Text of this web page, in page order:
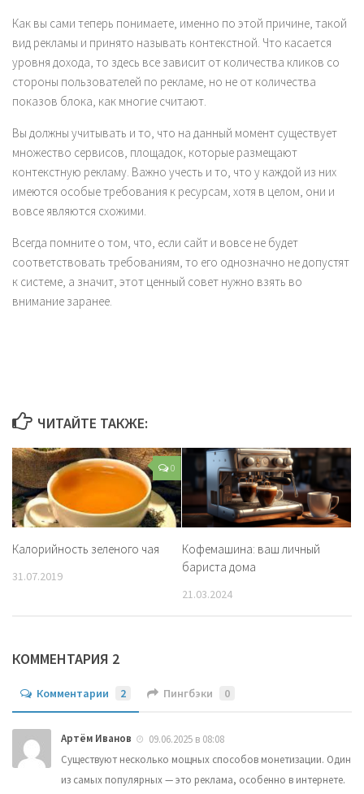
Как вы сами теперь понимаете, именно по этой причине, такой
вид рекламы и принято называть контекстной. Что касается
уровня дохода, то здесь все зависит от количества кликов со
стороны пользователей по рекламе, но не от количества
показов блока, как многие считают.
Вы должны учитывать и то, что на данный момент существует
множество сервисов, площадок, которые размещают
контекстную рекламу. Важно учесть и то, что у каждой из них
имеются особые требования к ресурсам, хотя в целом, они и
вовсе являются схожими.
Всегда помните о том, что, если сайт и вовсе не будет
соответствовать требованиям, то его однозначно не допустят
к системе, а значит, этот ценный совет нужно взять во
внимание заранее.
ЧИТАЙТЕ ТАКЖЕ:
0
Калорийность зеленого чая
31.07.2019
Кофемашина: ваш личный
бариста дома
21.03.2024
КОММЕНТАРИЯ 2
Комментарии 2 Пингбэки 0
Артём Иванов
09.06.2025 в 08:08
Существуют несколько мощных способов монетизации. Один
из самых популярных — это реклама, особенно в интернете.